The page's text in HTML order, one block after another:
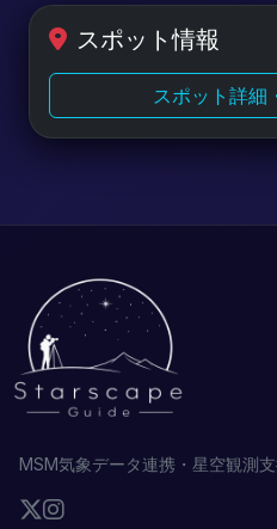
スポット情報
スポット詳細
MSM気象データ連携・星空観測